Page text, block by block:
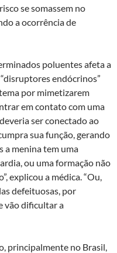
se somassem no
a ocorrência de
poluentes afeta a
endócrinos”
por mimetizarem
em contato com uma
ser conectado ao
sua função, gerando
a menina tem uma
ou uma formação não
explicou a médica. “Ou,
defeituosas, por
vão dificultar a
principalmente no Brasil,